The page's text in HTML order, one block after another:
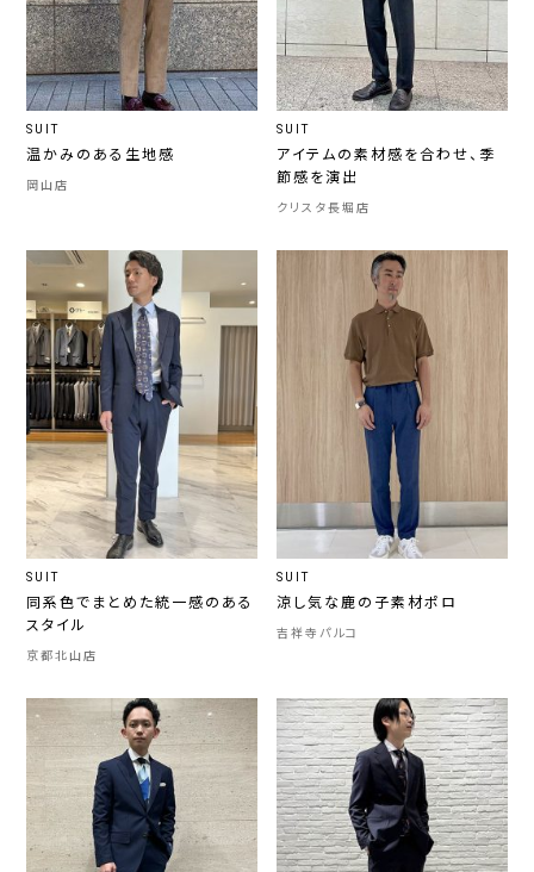
SUIT
温かみのある生地感
岡山店
SUIT
アイテムの素材感を合わせ、季
節感を演出
クリスタ長堀店
SUIT
同系色でまとめた統一感のある
スタイル
京都北山店
SUIT
涼し気な鹿の子素材ポロ
吉祥寺パルコ